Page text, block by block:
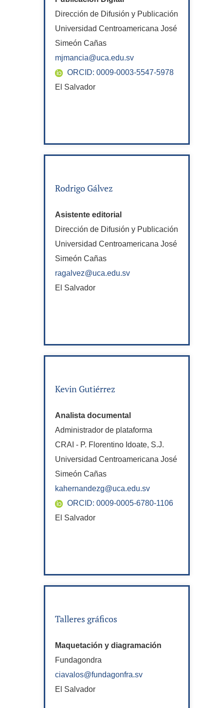
Dirección de Difusión y Publicación
Universidad Centroamericana José
Simeón Cañas
mjmancia@uca.edu.sv
ORCID: 0009-0003-5547-5978
El Salvador
Rodrigo Gálvez
Asistente editorial
Dirección de Difusión y Publicación
Universidad Centroamericana José
Simeón Cañas
ragalvez@uca.edu.sv
El Salvador
Kevin Gutiérrez
Analista documental
Administrador de plataforma
CRAI - P. Florentino Idoate, S.J.
Universidad Centroamericana José
Simeón Cañas
kahernandezg@uca.edu.sv
ORCID: 0009-0005-6780-1106
El Salvador
Talleres gráficos
Maquetación y diagramación
Fundagondra
ciavalos@fundagonfra.sv
El Salvador